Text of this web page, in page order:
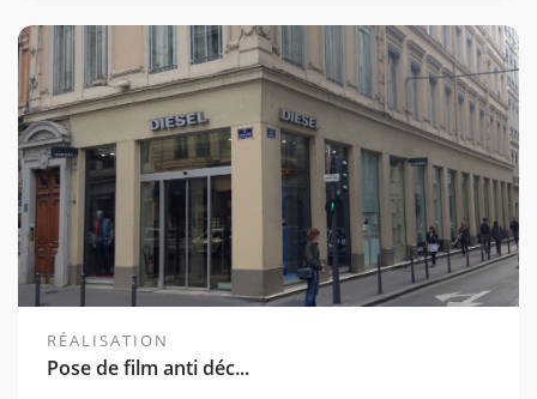
Voir la gamme associée
RÉALISATION
Pose de film anti déc...